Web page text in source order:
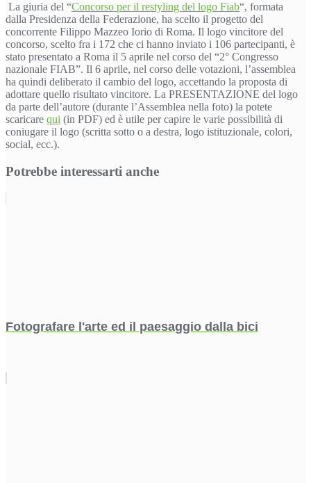
La giuria del “Concorso per il restyling del logo Fiab“, formata
dalla Presidenza della Federazione, ha scelto il progetto del
concorrente Filippo Mazzeo Iorio di Roma. Il logo vincitore del
concorso, scelto fra i 172 che ci hanno inviato i 106 partecipanti, è
stato presentato a Roma il 5 aprile nel corso del “2° Congresso
nazionale FIAB”. Il 6 aprile, nel corso delle votazioni, l’assemblea
ha quindi deliberato il cambio del logo, accettando la proposta di
adottare quello risultato vincitore. La PRESENTAZIONE del logo
da parte dell’autore (durante l’Assemblea nella foto) la potete
scaricare qui (in PDF) ed è utile per capire le varie possibilità di
coniugare il logo (scritta sotto o a destra, logo istituzionale, colori,
social, ecc.).
Potrebbe interessarti anche
Fotografare l'arte ed il paesaggio dalla bici